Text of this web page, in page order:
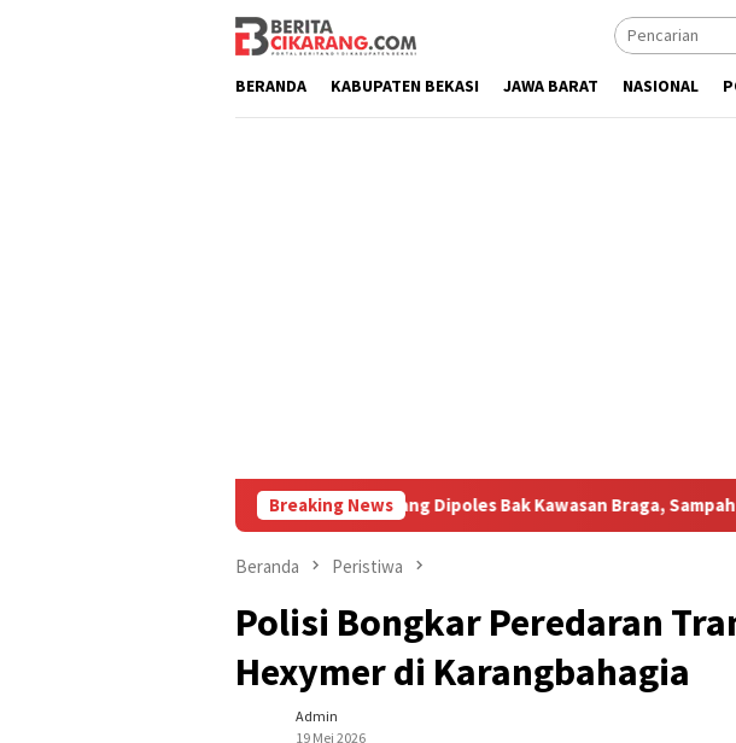
BERANDA KABUPATEN BEKASI JAWA BARAT NASIONAL
Breaking News
Pasar Baru Cikarang Dipoles Bak Kawasan Braga, Sampah Pedagang
Beranda Peristiwa
Polisi Bongkar Peredaran
Hexymer di Karangbahagia
Admin
19 Mei 2026